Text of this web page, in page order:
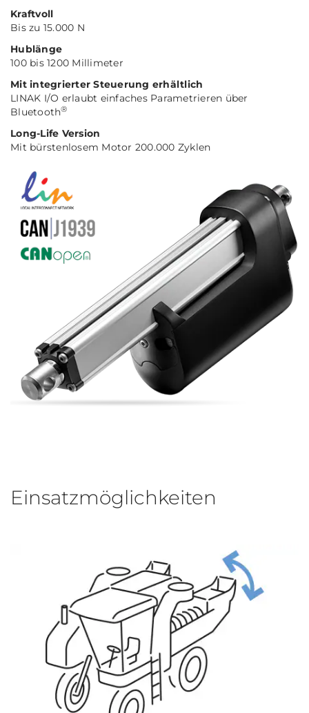
Kraftvoll
Bis zu 15.000 N
Hublänge
100 bis 1200 Millimeter
Mit integrierter Steuerung erhältlich
LINAK I/O erlaubt einfaches Parametrieren über
Bluetooth®
Long-Life Version
Mit bürstenlosem Motor 200.000 Zyklen
Einsatzmöglichkeiten